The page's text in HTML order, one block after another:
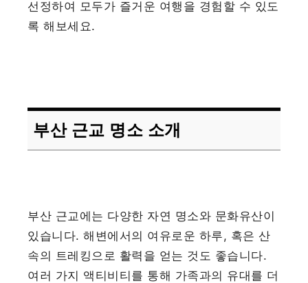
선정하여 모두가 즐거운 여행을 경험할 수 있도
록 해보세요.
부산 근교 명소 소개
부산 근교에는 다양한 자연 명소와 문화유산이
있습니다. 해변에서의 여유로운 하루, 혹은 산
속의 트레킹으로 활력을 얻는 것도 좋습니다.
여러 가지 액티비티를 통해 가족과의 유대를 더